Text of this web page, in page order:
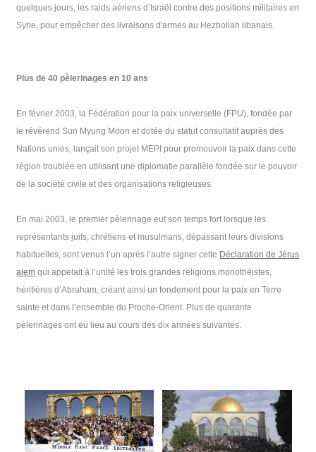
quelques jours, les raids aériens d’Israël contre des positions militaires en
Syrie, pour empêcher des livraisons d'armes au Hezbollah libanais.
Plus de 40 pèlerinages en 10 ans
En février 2003, la Fédération pour la paix universelle (FPU), fondée par
le révérend Sun Myung Moon et dotée du statut consultatif auprès des
Nations unies, lançait son projet MEPI pour promouvoir la paix dans cette
région troublée en utilisant une diplomatie parallèle fondée sur le pouvoir
de la société civile et des organisations religieuses.
En mai 2003, le premier pèlerinage eut son temps fort lorsque les
représentants juifs, chrétiens et musulmans, dépassant leurs divisions
habituelles, sont venus l’un après l’autre signer cette Déclaration de Jérus
alem qui appelait à l’unité les trois grandes religions monothéistes,
héritières d’Abraham, créant ainsi un fondement pour la paix en Terre
sainte et dans l’ensemble du Proche-Orient. Plus de quarante
pèlerinages ont eu lieu au cours des dix années suivantes.